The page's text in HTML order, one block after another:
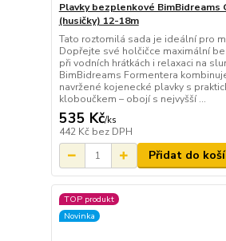
Plavky bezplenkové BimBidreams
(husičky) 12-18m
Tato roztomilá sada je ideální pro
Dopřejte své holčičce maximální
při vodních hrátkách i relaxaci na
BimBidreams Formentera
navržené kojenecké plavky s
kloboučkem – obojí s nejvyšší ...
535 Kč/ks
442 Kč bez DPH
Přidat do
TOP produkt
Novinka